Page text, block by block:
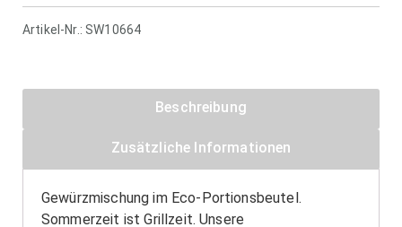
Artikel-Nr.: SW10664
Beschreibung
Zusätzliche Informationen
Gewürzmischung im Eco-Portionsbeutel.
Sommerzeit ist Grillzeit. Unsere